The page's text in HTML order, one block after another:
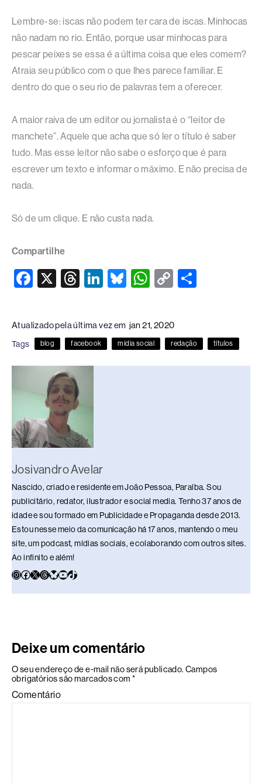
Lembre-se: iscas não podem ter cara de iscas. Minhocas
não nadam no rio. Então, porque usar minhocas para
pescar peixes se essa é a última coisa que eles comem?
Atraia seu público com o que lhes parece familiar. E
dentro do que o seu rio de palavras tem a oferecer.
A maior raiva de um editor ou jornalista é o “leitor de
manchete”. Aquele que acha que só ler o título é saber
tudo. Mas esse leitor não sabe o esforço que é para
escrever um texto e informar o máximo. E não precisa de
nada.
Só de um clique. E não custa nada.
Compartilhe
F
e
b
o
o
X
T
a
d
s
Li
e
dI
n
Bl
sk
y
W
s
A
p
C
y
Li
n
e
Atualizado pela última vez em jan 21, 2020
Tags blog facebook mídia social redação títulos
Josivandro Avelar
Nascido, criado e residente em João Pessoa, Paraíba. Sou
publicitário, redator, ilustrador e social media. Tenho 37 anos de
idade e sou formado em Publicidade e Propaganda desde 2013.
Estou nesse meio da comunicação há 17 anos, mantendo o meu
site, um podcast, mídias sociais, e colaborando com outros sites.
Ao infinito e além!
Deixe um comentário
O seu endereço de e-mail não será publicado. Campos
obrigatórios são marcados com *
Comentário